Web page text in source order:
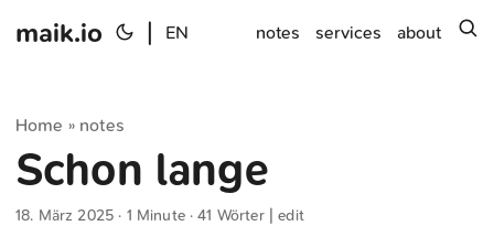
maik.io EN notes services about
Home » notes
Schon lange
18. März 2025 · 1 Minute · 41 Wörter |edit